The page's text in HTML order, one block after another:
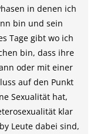
in denen ich
bin und sein
Tage gibt wo ich
bin, dass ihre
oder mit einer
auf den Punkt
Sexualität hat,
klar
Leute dabei sind,